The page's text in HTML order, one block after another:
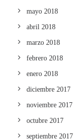
mayo 2018
abril 2018
marzo 2018
febrero 2018
enero 2018
diciembre 2017
noviembre 2017
octubre 2017
septiembre 2017